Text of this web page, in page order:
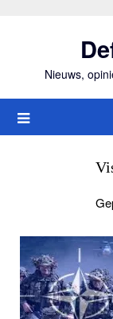
Nieuws,